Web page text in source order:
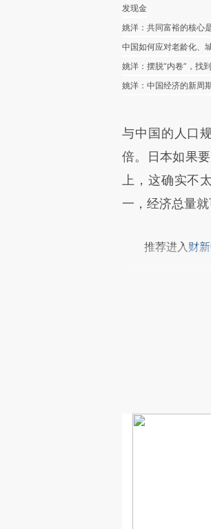
发现金
姚洋：共同富裕的核心
中国如何应对老龄化、
姚洋：摆脱“内卷”，找
姚洋：中国经济的新周
与中国的人口
倍。日本如果
上，这确实不
一，经济总量
推荐进入 财